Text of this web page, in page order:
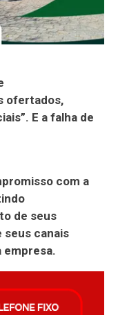
ofertados,
E a falha de
com a
de seus
seus canais
empresa.